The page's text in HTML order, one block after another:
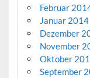
Februar
Januar 2014
Dezember
November
Oktober
September